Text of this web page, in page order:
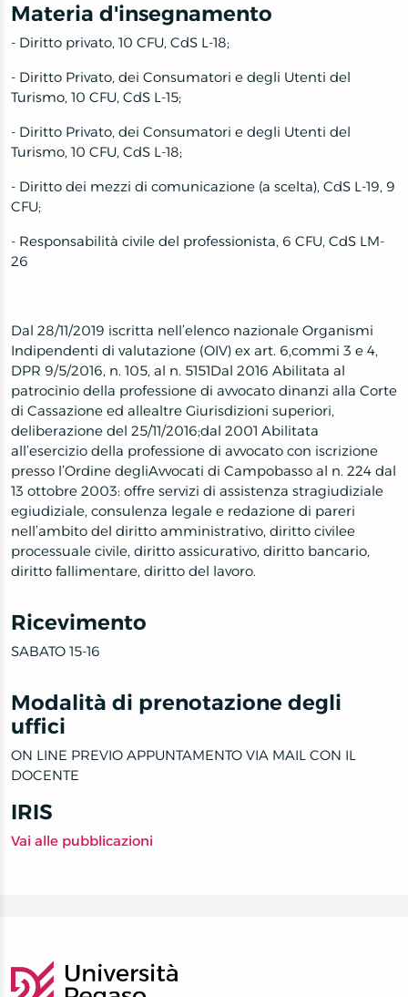
Materia d'insegnamento
- Diritto privato, 10 CFU, CdS L-18;
- Diritto Privato, dei Consumatori e degli Utenti del
Turismo, 10 CFU, CdS L-15;
- Diritto Privato, dei Consumatori e degli Utenti del
Turismo, 10 CFU, CdS L-18;
- Diritto dei mezzi di comunicazione (a scelta), CdS L-19, 9
CFU;
- Responsabilità civile del professionista, 6 CFU, CdS LM-
26
Dal 28/11/2019 iscritta nell’elenco nazionale Organismi
Indipendenti di valutazione (OIV) ex art. 6,commi 3 e 4,
DPR 9/5/2016, n. 105, al n. 5151Dal 2016 Abilitata al
patrocinio della professione di avvocato dinanzi alla Corte
di Cassazione ed allealtre Giurisdizioni superiori,
deliberazione del 25/11/2016;dal 2001 Abilitata
all’esercizio della professione di avvocato con iscrizione
presso l’Ordine degliAvvocati di Campobasso al n. 224 dal
13 ottobre 2003: offre servizi di assistenza stragiudiziale
egiudiziale, consulenza legale e redazione di pareri
nell’ambito del diritto amministrativo, diritto civilee
processuale civile, diritto assicurativo, diritto bancario,
diritto fallimentare, diritto del lavoro.
Ricevimento
SABATO 15-16
Modalità di prenotazione degli
uffici
ON LINE PREVIO APPUNTAMENTO VIA MAIL CON IL
DOCENTE
IRIS
Vai alle pubblicazioni